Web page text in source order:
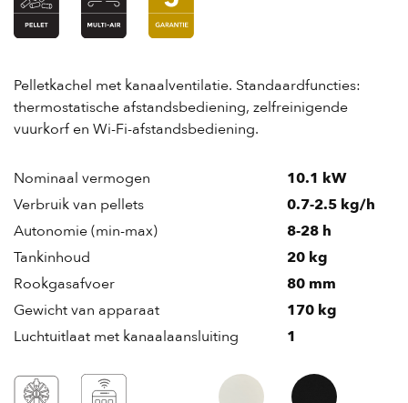
Pelletkachel met kanaalventilatie. Standaardfuncties:
thermostatische afstandsbediening, zelfreinigende
vuurkorf en Wi-Fi-afstandsbediening.
Nominaal vermogen
10.1 kW
Verbruik van pellets
0.7-2.5 kg/h
Autonomie (min-max)
8-28 h
Tankinhoud
20 kg
Rookgasafvoer
80 mm
Gewicht van apparaat
170 kg
Luchtuitlaat met kanaalaansluiting
1